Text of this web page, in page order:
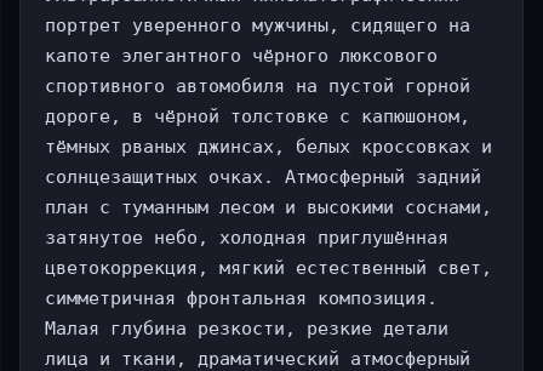
портрет уверенного мужчины, сидящего на
капоте элегантного чёрного люксового
спортивного автомобиля на пустой горной
дороге, в чёрной толстовке с капюшоном,
тёмных рваных джинсах, белых кроссовках и
солнцезащитных очках. Атмосферный задний
план с туманным лесом и высокими соснами,
затянутое небо, холодная приглушённая
цветокоррекция, мягкий естественный свет,
симметричная фронтальная композиция.
Малая глубина резкости, резкие детали
лица и ткани, драматический атмосферный